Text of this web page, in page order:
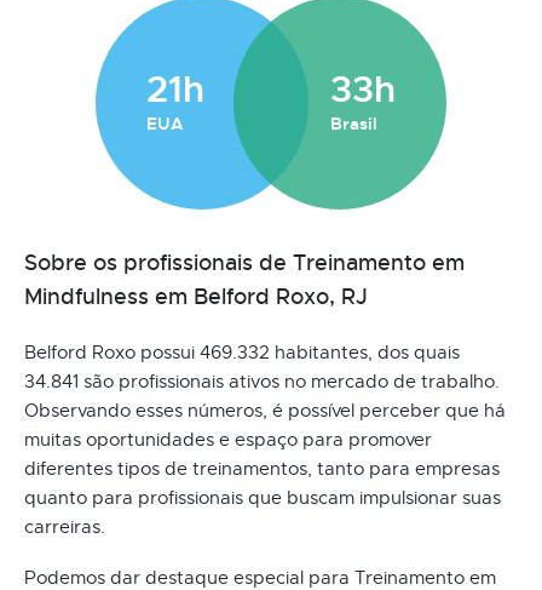
21h
EUA
33h
Brasil
Sobre os profissionais de Treinamento em
Mindfulness em Belford Roxo, RJ
Belford Roxo possui 469.332 habitantes, dos quais
34.841 são profissionais ativos no mercado de trabalho.
Observando esses números, é possível perceber que há
muitas oportunidades e espaço para promover
diferentes tipos de treinamentos, tanto para empresas
quanto para profissionais que buscam impulsionar suas
carreiras.
Podemos dar destaque especial para Treinamento em